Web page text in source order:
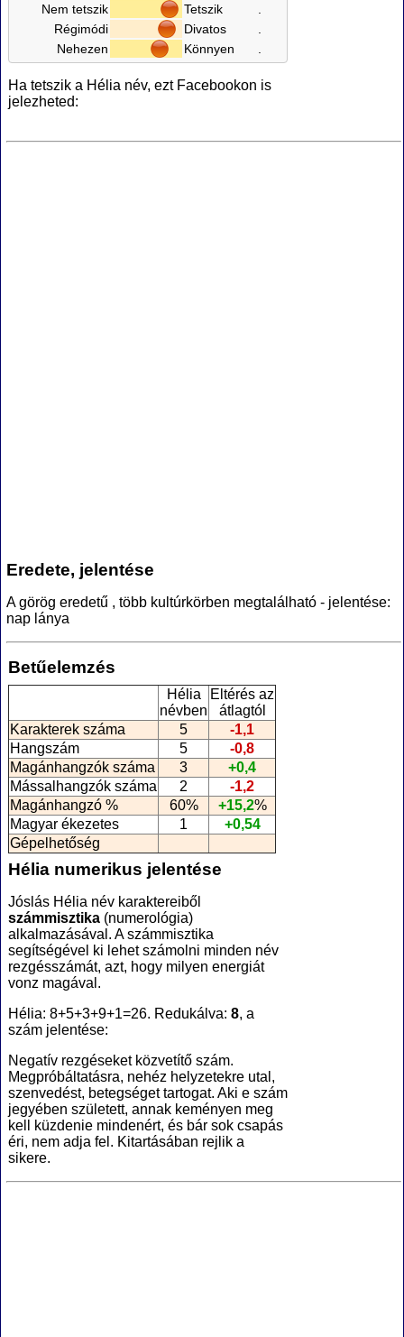
Nem tetszik Tetszik
Régimódi
Divatos
Nehezen
Könnyen
Ha tetszik a Hélia név, ezt Facebookon is
jelezheted:
Eredete, jelentése
A görög eredetű , több kultúrkörben megtalálható - jelentése:
nap lánya
Betűelemzés
Hélia
névben
Eltérés az
átlagtól
Karakterek száma
5
-1,1
Hangszám
5
-0,8
Magánhangzók száma
3
+0,4
Mássalhangzók száma
2
-1,2
Magánhangzó %
60% +15,2%
Magyar ékezetes
1
+0,54
Gépelhetőség
Hélia numerikus jelentése
Jóslás Hélia név karaktereiből
számmisztika (numerológia)
alkalmazásával. A számmisztika
segítségével ki lehet számolni minden név
rezgésszámát, azt, hogy milyen energiát
vonz magával.
Hélia: 8+5+3+9+1=26. Redukálva: 8, a
szám jelentése:
Negatív rezgéseket közvetítő szám.
Megpróbáltatásra, nehéz helyzetekre utal,
szenvedést, betegséget tartogat. Aki e szám
jegyében született, annak keményen meg
kell küzdenie mindenért, és bár sok csapás
éri, nem adja fel. Kitartásában rejlik a
sikere.